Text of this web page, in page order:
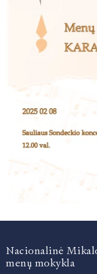
Nacionalinė
menų mokykla